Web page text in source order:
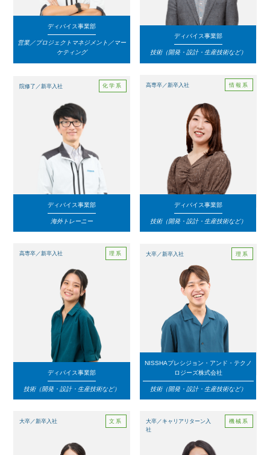
ディバイス事業部
営業／プロジェクトマネジメント／マー
ケティング
ディバイス事業部
技術（開発・設計・生産技術など）
ディバイス事業部
海外トレーニー
化学系
院修了／新卒入社
ディバイス事業部
技術（開発・設計・生産技術など）
情報系
高専卒／新卒入社
ディバイス事業部
技術（開発・設計・生産技術など）
理系
高専卒／新卒入社
NISSHAプレシジョン・アンド・テクノ
ロジーズ株式会社
技術（開発・設計・生産技術など）
理系
大卒／新卒入社
文系
大卒／新卒入社 機械系
大卒／キャリアリターン入
社